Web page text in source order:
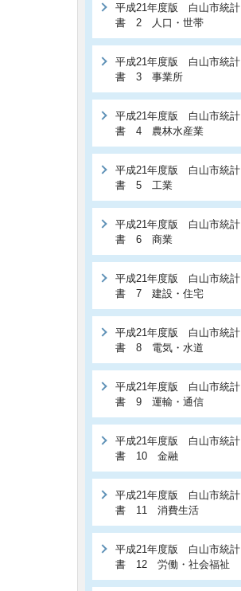
平成21年度版 白山市統計
書 2 人口・世帯
平成21年度版 白山市統計
書 3 事業所
平成21年度版 白山市統計
書 4 農林水産業
平成21年度版 白山市統計
書 5 工業
平成21年度版 白山市統計
書 6 商業
平成21年度版 白山市統計
書 7 建設・住宅
平成21年度版 白山市統計
書 8 電気・水道
平成21年度版 白山市統計
書 9 運輸・通信
平成21年度版 白山市統計
書 10 金融
平成21年度版 白山市統計
書 11 消費生活
平成21年度版 白山市統計
書 12 労働・社会福祉